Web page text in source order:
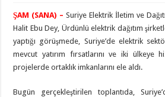
ŞAM (SANA) – Suriye Elektrik İletim ve
Halit Ebu Dey, Ürdünlü elektrik dağıtım
yaptığı görüşmede, Suriye’de elektrik
mevcut yatırım fırsatlarını ve iki ülkeye
projelerde ortaklık imkanlarını ele aldı.
Bugün gerçekleştirilen toplantıda,